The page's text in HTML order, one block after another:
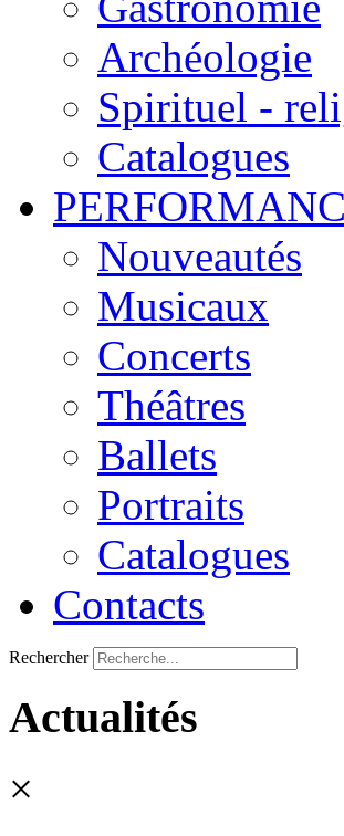
Archéologie
Spirituel -
Catalogues
Nouveautés
Musicaux
Concerts
Théâtres
Ballets
Portraits
Catalogues
Contacts
Rechercher
Actualités
×